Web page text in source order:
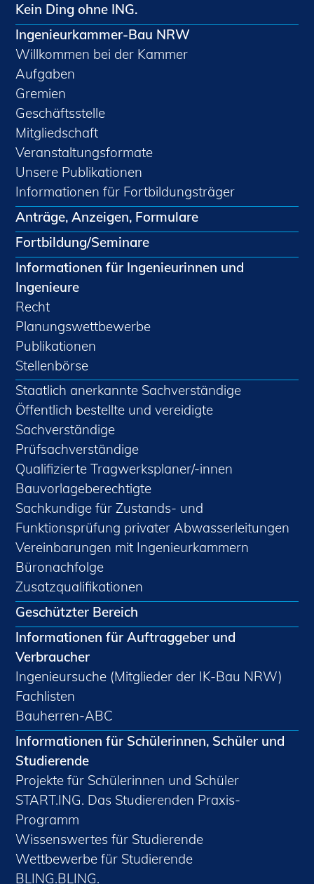
Kein Ding ohne ING.
Ingenieurkammer-Bau NRW
Willkommen bei der Kammer
Aufgaben
Gremien
Geschäftsstelle
Mitgliedschaft
Veranstaltungsformate
Unsere Publikationen
Informationen für Fortbildungsträger
Anträge, Anzeigen, Formulare
Fortbildung/Seminare
Informationen für Ingenieurinnen und
Ingenieure
Recht
Planungswettbewerbe
Publikationen
Stellenbörse
Staatlich anerkannte Sachverständige
Öffentlich bestellte und vereidigte
Sachverständige
Prüfsachverständige
Qualifizierte Tragwerksplaner/-innen
Bauvorlageberechtigte
Sachkundige für Zustands- und
Funktionsprüfung privater Abwasserleitungen
Vereinbarungen mit Ingenieurkammern
Büronachfolge
Zusatzqualifikationen
Geschützter Bereich
Informationen für Auftraggeber und
Verbraucher
Ingenieursuche (Mitglieder der IK-Bau NRW)
Fachlisten
Bauherren-ABC
Informationen für Schülerinnen, Schüler und
Studierende
Projekte für Schülerinnen und Schüler
START.ING. Das Studierenden Praxis-
Programm
Wissenswertes für Studierende
Wettbewerbe für Studierende
BLING.BLING.